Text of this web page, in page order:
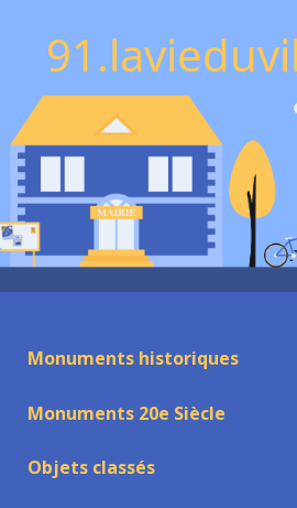
Monuments historiques
Monuments 20e Siècle
Objets classés